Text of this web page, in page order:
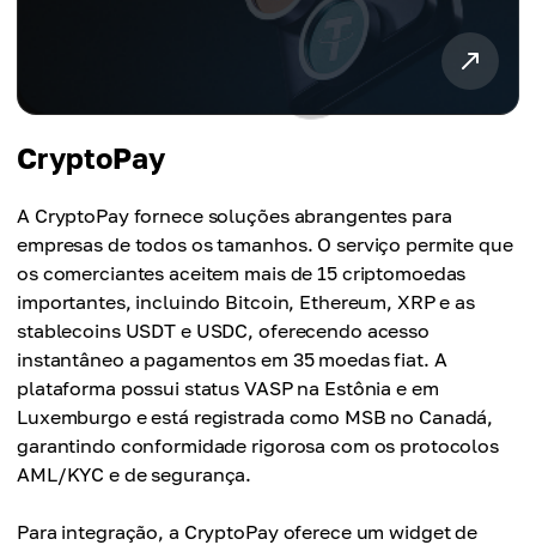
CryptoPay
A CryptoPay fornece soluções abrangentes para
empresas de todos os tamanhos. O serviço permite que
os comerciantes aceitem mais de 15 criptomoedas
importantes, incluindo Bitcoin, Ethereum, XRP e as
stablecoins USDT e USDC, oferecendo acesso
instantâneo a pagamentos em 35 moedas fiat. A
plataforma possui status VASP na Estônia e em
Luxemburgo e está registrada como MSB no Canadá,
garantindo conformidade rigorosa com os protocolos
AML/KYC e de segurança.
Para integração, a CryptoPay oferece um widget de